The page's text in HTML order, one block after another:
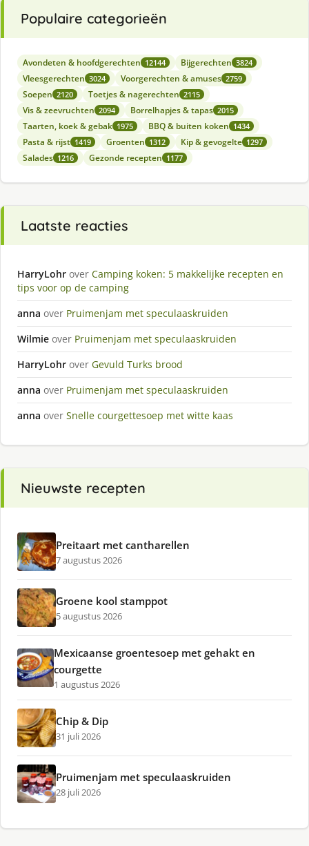
Populaire categorieën
Avondeten & hoofdgerechten 12144 Bijgerechten 3824
Vleesgerechten 3024 Voorgerechten & amuses 2759
Soepen 2120 Toetjes & nagerechten 2115
Vis & zeevruchten 2094 Borrelhapjes & tapas 2015
Taarten, koek & gebak 1975 BBQ & buiten koken 1434
Pasta & rijst 1419 Groenten 1312 Kip & gevogelte 1297
Salades 1216 Gezonde recepten 1177
Laatste reacties
HarryLohr over Camping koken: 5 makkelijke recepten en
tips voor op de camping
anna over Pruimenjam met speculaaskruiden
Wilmie over Pruimenjam met speculaaskruiden
HarryLohr over Gevuld Turks brood
anna over Pruimenjam met speculaaskruiden
anna over Snelle courgettesoep met witte kaas
Nieuwste recepten
Preitaart met cantharellen
7 augustus 2026
Groene kool stamppot
5 augustus 2026
Mexicaanse groentesoep met gehakt en
courgette
1 augustus 2026
Chip & Dip
31 juli 2026
Pruimenjam met speculaaskruiden
28 juli 2026